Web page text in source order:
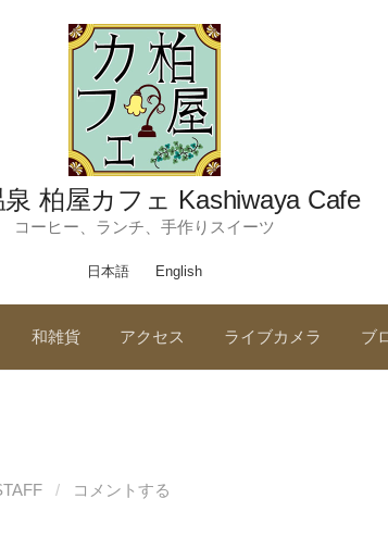
泉 柏屋カフェ Kashiwaya Cafe
コーヒー、ランチ、手作りスイーツ
日本語 English
和雑貨 アクセス ライブカメラ ブ
/ コメントする